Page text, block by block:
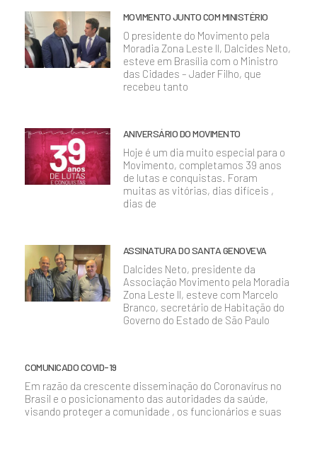
MOVIMENTO JUNTO COM MINISTÉRIO
O presidente do Movimento pela
Moradia Zona Leste II, Dalcides Neto,
esteve em Brasília com o Ministro
das Cidades – Jader Filho, que
recebeu tanto
ANIVERSÁRIO DO MOVIMENTO
Hoje é um dia muito especial para o
Movimento, completamos 39 anos
de lutas e conquistas. Foram
muitas as vitórias, dias difíceis ,
dias de
ASSINATURA DO SANTA GENOVEVA
Dalcides Neto, presidente da
Associação Movimento pela Moradia
Zona Leste II, esteve com Marcelo
Branco, secretário de Habitação do
Governo do Estado de São Paulo
COMUNICADO COVID-19
Em razão da crescente disseminação do Coronavírus no
Brasil e o posicionamento das autoridades da saúde,
visando proteger a comunidade , os funcionários e suas